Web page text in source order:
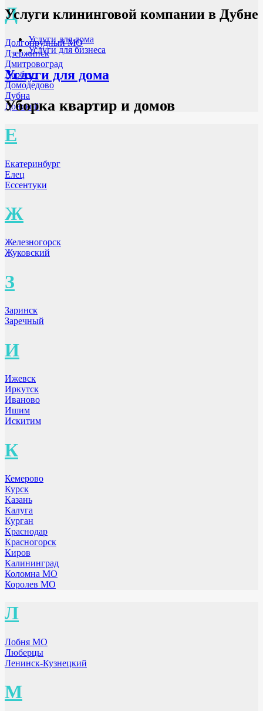
Д
Долгопрудный МО
Дзержинск
Дмитровоград
Дербент
Домодедово
Дубна
Донской
Е
Екатеринбург
Елец
Ессентуки
Ж
Железногорск
Жуковский
З
Заринск
Заречный
И
Ижевск
Иркутск
Иваново
Ишим
Искитим
К
Кемерово
Курск
Казань
Калуга
Курган
Краснодар
Красногорск
Киров
Калининград
Коломна МО
Королев МО
Л
Лобня МО
Люберцы
Ленинск-Кузнецкий
М
Услуги клининговой компании в Дубне
Услуги для дома
Услуги для бизнеса
Услуги для дома
Уборка квартир и домов